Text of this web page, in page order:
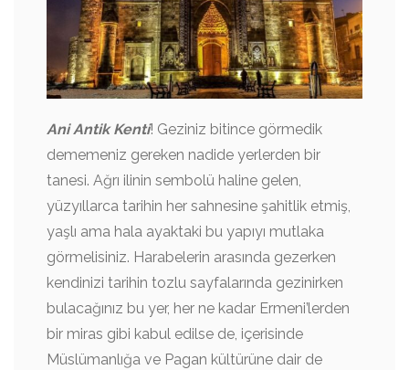
Ani Antik Kenti! Geziniz bitince görmedik
dememeniz gereken nadide yerlerden bir
tanesi. Ağrı ilinin sembolü haline gelen,
yüzyıllarca tarihin her sahnesine şahitlik etmiş,
yaşlı ama hala ayaktaki bu yapıyı mutlaka
görmelisiniz. Harabelerin arasında gezerken
kendinizi tarihin tozlu sayfalarında gezinirken
bulacağınız bu yer, her ne kadar Ermeni’lerden
bir miras gibi kabul edilse de, içerisinde
Müslümanlığa ve Pagan kültürüne dair de